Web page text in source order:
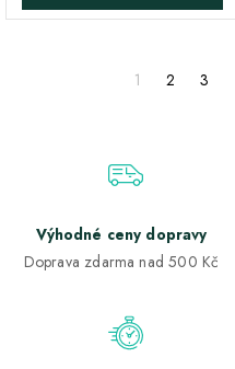
1 2 3
Výhodné ceny dopravy
Doprava zdarma nad 500 Kč